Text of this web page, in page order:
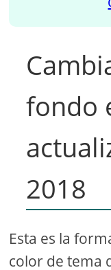
fondo
2018
Esta es la
color de tema